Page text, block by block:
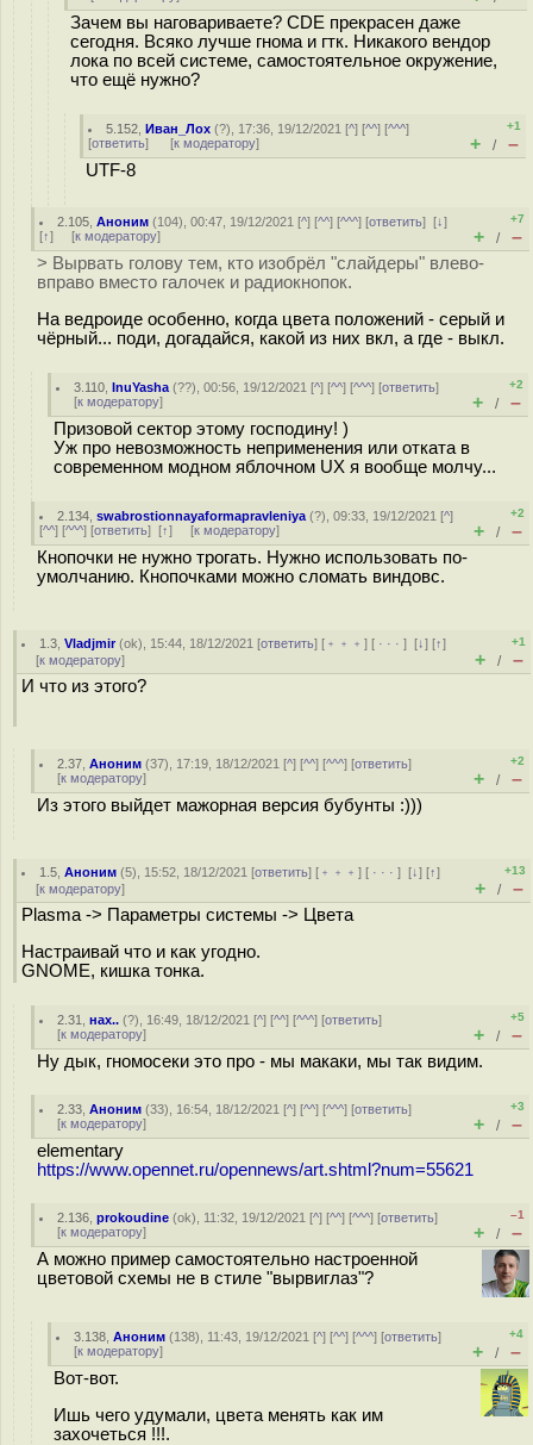
Зачем вы наговариваете? CDE прекрасен даже
сегодня. Всяко лучше гнома и гтк. Никакого вендор
лока по всей системе, самостоятельное окружение,
что ещё нужно?
5.152 ,Иван_Лох (?), 17:36, 19/12/2021 [^] [^^] [^^^]
[ответить] [к модератору]
+1
+ / –
UTF-8
2.105 ,Аноним (104), 00:47, 19/12/2021 [^] [^^] [^^^] [ответить][↓]
[↑] [к модератору]
+7
+ / –
> Вырвать голову тем, кто изобрёл "слайдеры" влево-
вправо вместо галочек и радиокнопок.
На ведроиде особенно, когда цвета положений - серый и
чёрный... поди, догадайся, какой из них вкл, а где - выкл.
3.110 ,InuYasha (??), 00:56, 19/12/2021 [^] [^^] [^^^] [ответить]
[к модератору]
+2
+ / –
Призовой сектор этому господину! )
Уж про невозможность неприменения или отката в
современном модном яблочном UX я вообще молчу...
2.134 ,swabrostionnayaformapravleniya (?), 09:33, 19/12/2021 [^]
[^^] [^^^] [ответить] [↑] [к модератору]
+2
+ / –
Кнопочки не нужно трогать. Нужно использовать по-
умолчанию. Кнопочками можно сломать виндовс.
1.3 ,Vladjmir(ok), 15:44, 18/12/2021 [ответить] [ ﹢﹢﹢] [ · · ·][↓] [↑]
[к модератору]
+1
+ / –
И что из этого?
2.37 ,Аноним (37), 17:19, 18/12/2021 [^] [^^] [^^^] [ответить]
[к модератору]
+2
+ / –
Из этого выйдет мажорная версия бубунты :)))
1.5 ,Аноним (5), 15:52, 18/12/2021 [ответить] [ ﹢﹢﹢] [ · · ·][↓] [↑]
[к модератору]
+13
+ / –
Plasma -> Параметры системы -> Цвета
Настраивай что и как угодно.
GNOME, кишка тонка.
2.31 ,нах.. (?), 16:49, 18/12/2021 [^] [^^] [^^^] [ответить]
[к модератору]
+5
+ / –
Ну дык, гномосеки это про - мы макаки, мы так видим.
2.33 ,Аноним (33), 16:54, 18/12/2021 [^] [^^] [^^^] [ответить]
[к модератору]
+3
+ / –
elementary
https://www.opennet.ru/opennews/art.shtml?num=55621
2.136 ,prokoudine (ok), 11:32, 19/12/2021 [^] [^^] [^^^] [ответить]
[к модератору]
–1
+ / –
А можно пример самостоятельно настроенной
цветовой схемы не в стиле "вырвиглаз"?
3.138 ,Аноним (138), 11:43, 19/12/2021 [^] [^^] [^^^] [ответить]
[к модератору]
+4
+ / –
Вот-вот.
Ишь чего удумали, цвета менять как им
захочеться !!!.